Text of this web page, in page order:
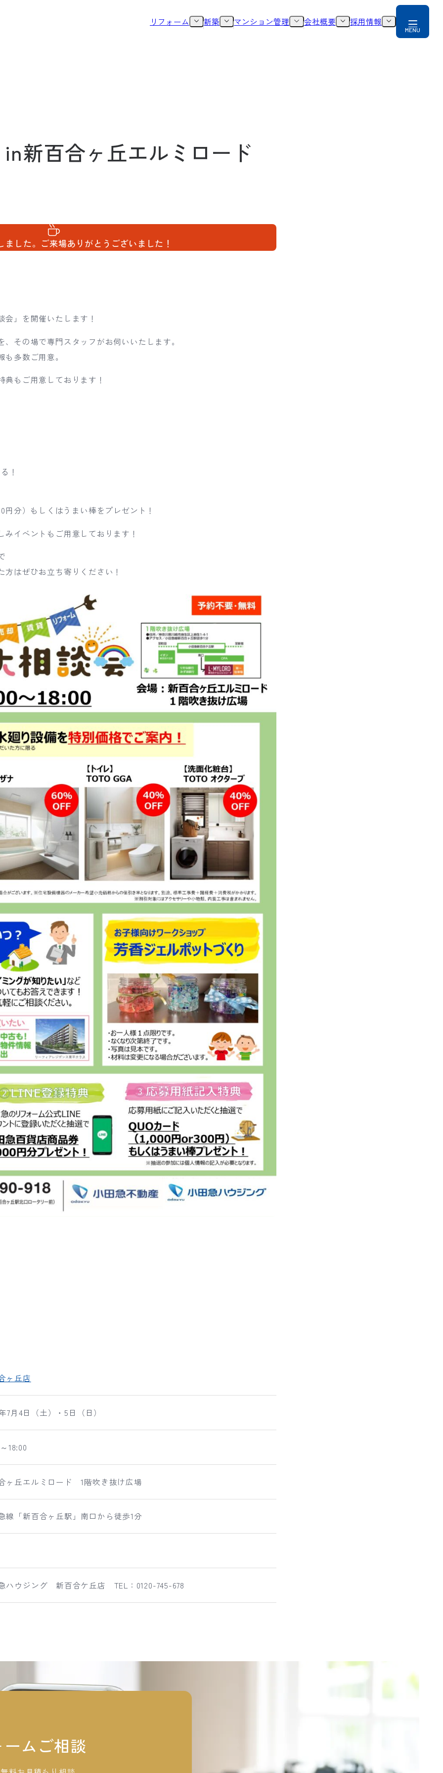
リフォーム 新築 マンション管理 会社概要 採用情報
新百合ヶ丘エルミロード
した。 ご来場ありがとうございました！
」を開催いたします！
その場で専門スタッフがお伺いいたします。
多数ご用意。
もご用意しております！
！
分）もしくはうまい棒をプレゼント！
イベントもご用意しております！
はぜひお立ち寄りください！
ヶ丘店
7月4日（土）・5日（日）
18:00
ヶ丘エルミロード 1階吹き抜け広場
線「新百合ヶ丘駅」南口から徒歩1分
ハウジング 新百合ケ丘店 TEL：0120-745-678
ムご相談